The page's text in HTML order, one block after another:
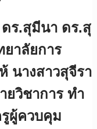
ร.สุมีนา ดร.สุ
ยาลัยการ
นางสาวสุจีรา
ยวิชาการ ทำ
ผู้ควบคุม